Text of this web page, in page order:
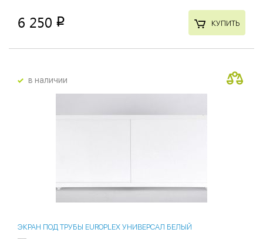
6 250 p КУПИТЬ
в наличии
ЭКРАН ПОД ТРУБЫ EUROPLEX УНИВЕРСАЛ БЕЛЫЙ